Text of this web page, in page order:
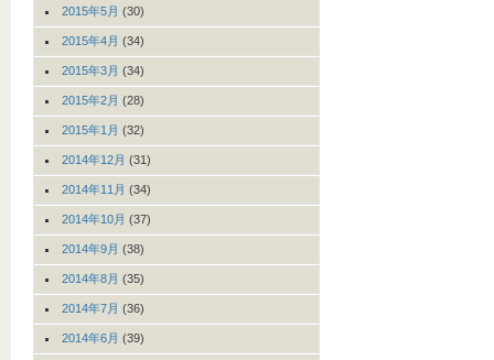
2015年5月 (30)
2015年4月 (34)
2015年3月 (34)
2015年2月 (28)
2015年1月 (32)
2014年12月 (31)
2014年11月 (34)
2014年10月 (37)
2014年9月 (38)
2014年8月 (35)
2014年7月 (36)
2014年6月 (39)